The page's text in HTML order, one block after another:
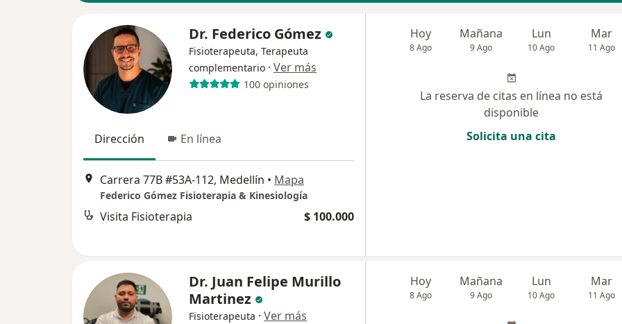
Dr. Federico Gómez
Fisioterapeuta, Terapeuta
complementario · Ver más
100 opiniones
Dirección En línea
Carrera 77B #53A-112, Medellín • Mapa
Federico Gómez Fisioterapia & Kinesiología
Visita Fisioterapia $ 100.000
Hoy
8 Ago
Mañana
9 Ago
Lun
10 Ago
Mar
11 Ago
La reserva de citas en línea no está
disponible
Solicita una cita
Dr. Juan Felipe Murillo
Martinez
Fisioterapeuta · Ver más
Hoy
8 Ago
Mañana
9 Ago
Lun
10 Ago
Mar
11 Ago